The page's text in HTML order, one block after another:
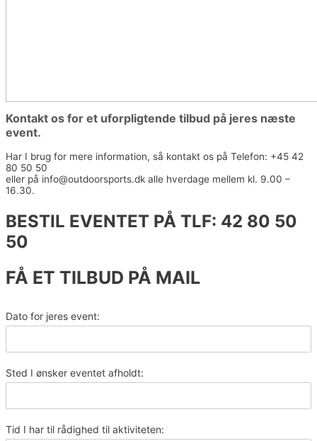
Kontakt os for et uforpligtende tilbud på jeres næste
event.
Har I brug for mere information, så kontakt os på Telefon: +45 42
80 50 50
eller på info@outdoorsports.dk alle hverdage mellem kl. 9.00 –
16.30.
BESTIL EVENTET PÅ TLF: 42 80 50
50
FÅ ET TILBUD PÅ MAIL
Dato for jeres event:
Sted I ønsker eventet afholdt:
Tid I har til rådighed til aktiviteten: